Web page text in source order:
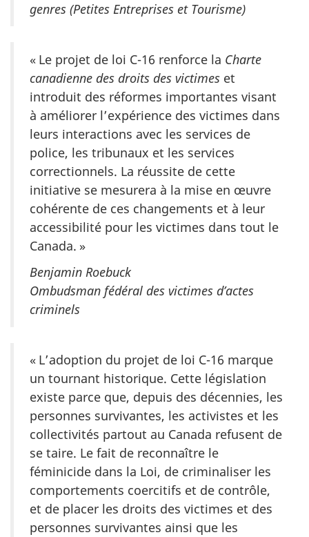
genres (Petites Entreprises et Tourisme)
« Le projet de loi C-16 renforce la Charte
canadienne des droits des victimes et
introduit des réformes importantes visant
à améliorer l’expérience des victimes dans
leurs interactions avec les services de
police, les tribunaux et les services
correctionnels. La réussite de cette
initiative se mesurera à la mise en œuvre
cohérente de ces changements et à leur
accessibilité pour les victimes dans tout le
Canada. »
Benjamin Roebuck
Ombudsman fédéral des victimes d’actes
criminels
« L’adoption du projet de loi C-16 marque
un tournant historique. Cette législation
existe parce que, depuis des décennies, les
personnes survivantes, les activistes et les
collectivités partout au Canada refusent de
se taire. Le fait de reconnaître le
féminicide dans la Loi, de criminaliser les
comportements coercitifs et de contrôle,
et de placer les droits des victimes et des
personnes survivantes ainsi que les